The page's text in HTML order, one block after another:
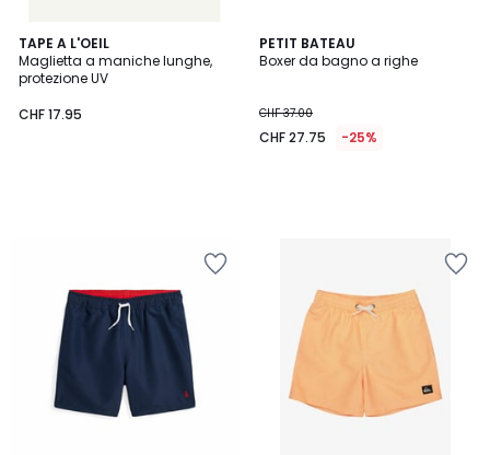
TAPE A L'OEIL
Maglietta a maniche lunghe,
protezione UV
CHF 17.95
PETIT BATEAU
Boxer da bagno a righe
CHF 37.00
CHF 27.75 -25%